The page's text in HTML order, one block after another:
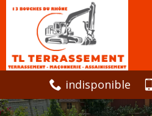
indisponible